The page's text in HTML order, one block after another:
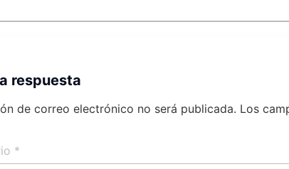
respuesta
de correo electrónico no será publicada. Los
*